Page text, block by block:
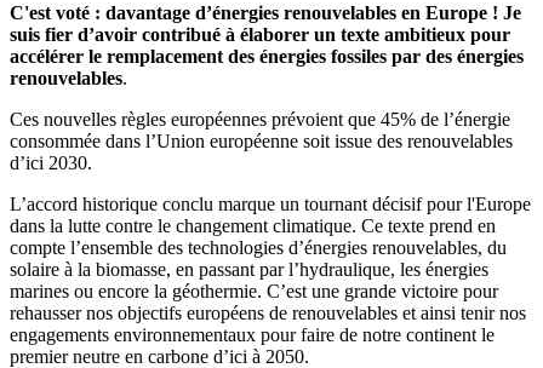
C'est voté : davantage d’énergies renouvelables en Europe ! Je
suis fier d’avoir contribué à élaborer un texte ambitieux pour
accélérer le remplacement des énergies fossiles par des énergies
renouvelables.
Ces nouvelles règles européennes prévoient que 45% de l’énergie
consommée dans l’Union européenne soit issue des renouvelables
d’ici 2030.
L’accord historique conclu marque un tournant décisif pour l'Europe
dans la lutte contre le changement climatique. Ce texte prend en
compte l’ensemble des technologies d’énergies renouvelables, du
solaire à la biomasse, en passant par l’hydraulique, les énergies
marines ou encore la géothermie. C’est une grande victoire pour
rehausser nos objectifs européens de renouvelables et ainsi tenir nos
engagements environnementaux pour faire de notre continent le
premier neutre en carbone d’ici à 2050.